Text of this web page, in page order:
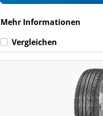
Mehr Informationen
Vergleichen